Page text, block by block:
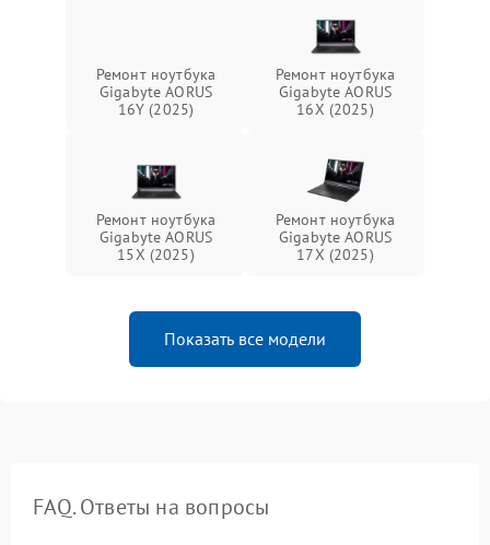
Ремонт ноутбука
Gigabyte AORUS
16Y (2025)
Ремонт ноутбука
Gigabyte AORUS
16X (2025)
Ремонт ноутбука
Gigabyte AORUS
15X (2025)
Ремонт ноутбука
Gigabyte AORUS
17X (2025)
Показать все модели
FAQ. Ответы на вопросы